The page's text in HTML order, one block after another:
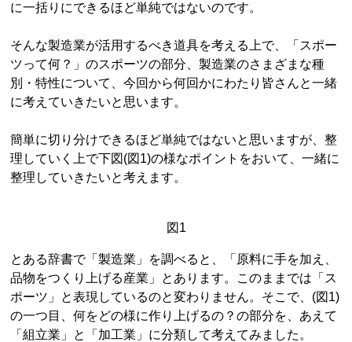
に一括りにできるほど単純ではないのです。
そんな製造業が活用するべき道具を考える上で、「スポー
ツって何？」のスポーツの部分、製造業のさまざまな種
別・特性について、今回から何回かにわたり皆さんと一緒
に考えていきたいと思います。
簡単に切り分けできるほど単純ではないと思いますが、整
理していく上で下図(図1)の様なポイントをおいて、一緒に
整理していきたいと考えます。
図1
とある辞書で「製造業」を調べると、「原料に手を加え、
品物をつくり上げる産業」とあります。このままでは「ス
ポーツ」と表現しているのと変わりません。そこで、(図1)
の一つ目、何をどの様に作り上げるの？の部分を、あえて
「組立業」と「加工業」に分類して考えてみました。